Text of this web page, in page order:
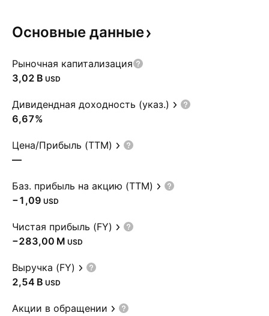
Основные данные
Рыночная капитализация
‪3,02 B‬ USD
Дивидендная доходность (указ.)
6,67%
Цена/Прибыль (TTM)
—
Баз. прибыль на акцию (TTM)
−1,09 USD
Чистая прибыль (FY)
‪−283,00 M‬ USD
Выручка (FY)
‪2,54 B‬ USD
Акции в обращении